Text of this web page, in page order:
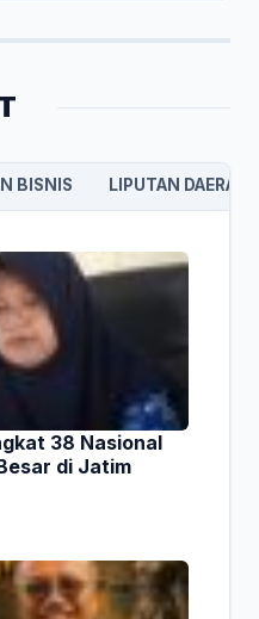
BISNIS LIPUTAN DAERAH
38 Nasional
di Jatim